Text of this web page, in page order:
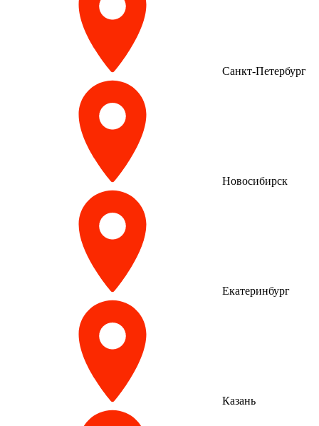
Санкт-Петербург
Новосибирск
Екатеринбург
Казань